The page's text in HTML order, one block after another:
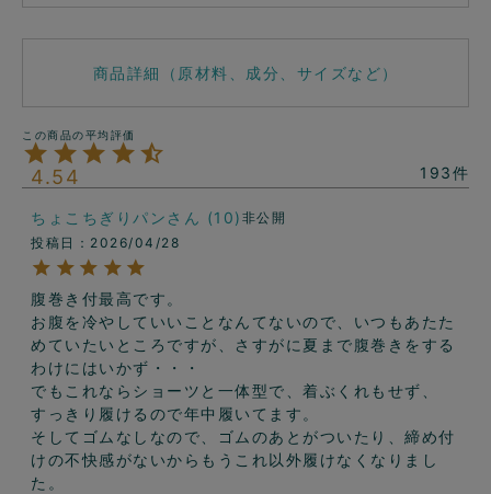
商品詳細（原材料、成分、サイズなど）
4.54 193
ちょこちぎりパン 10 非公開
投稿日
2026/04/28
腹巻き付最高です。
お腹を冷やしていいことなんてないので、いつもあたた
めていたいところですが、さすがに夏まで腹巻きをする
わけにはいかず・・・
でもこれならショーツと一体型で、着ぶくれもせず、
すっきり履けるので年中履いてます。
そしてゴムなしなので、ゴムのあとがついたり、締め付
けの不快感がないからもうこれ以外履けなくなりまし
た。